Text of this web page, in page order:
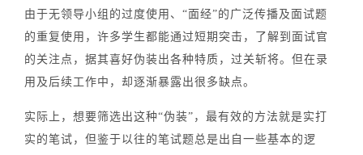
由于无领导小组的过度使用、“面经”的广泛传播及面试题
的重复使用，许多学生都能通过短期突击，了解到面试官
的关注点，据其喜好伪装出各种特质，过关斩将。 但在录
用及后续工作中，却逐渐暴露出很多缺点。
实际上，想要筛选出这种“伪装”，最有效的方法就是实打
实的笔试，但鉴于以往的笔试题总是出自一些基本的逻